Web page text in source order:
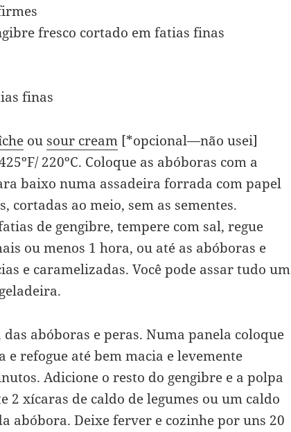
fresco cortado em fatias finas
finas
ou sour cream [*opcional—não usei]
220ºC. Coloque as abóboras com a
baixo numa assadeira forrada com papel
cortadas ao meio, sem as sementes.
de gengibre, tempere com sal, regue
ou menos 1 hora, ou até as abóboras e
e caramelizadas. Você pode assar tudo um
das abóboras e peras. Numa panela coloque
e refogue até bem macia e levemente
Adicione o resto do gengibre e a polpa
2 xícaras de caldo de legumes ou um caldo
abóbora. Deixe ferver e cozinhe por uns 20